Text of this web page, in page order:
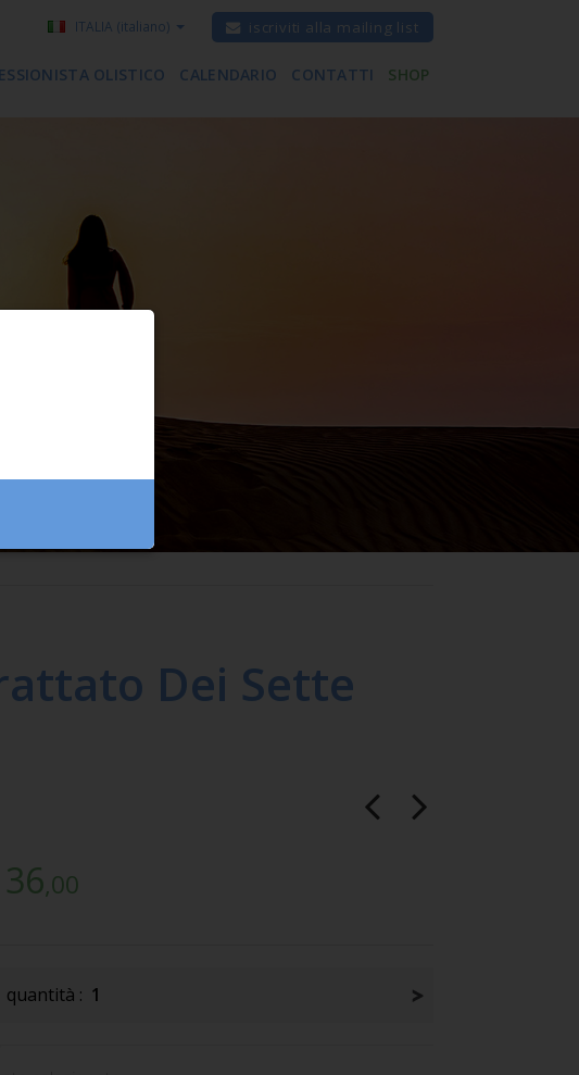
iscriviti alla mailing list
ITALIA (italiano)
OLISTICO CALENDARIO CONTATTI SHOP
Dei Sette
36,00
quantità : 1